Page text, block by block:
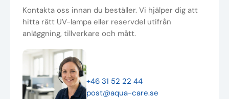
Uppgradering
Underhållstips
Kontakta oss innan du beställer. Vi hjälper dig att
hitta rätt UV-lampa eller reservdel utifrån
anläggning, tillverkare och mått.
+46 31 52 22 44
post@aqua-care.se